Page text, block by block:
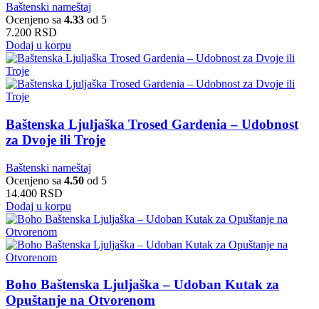
Baštenski nameštaj
Ocenjeno sa 4.33 od 5
7.200 RSD
Dodaj u korpu
Baštenska Ljuljaška Trosed Gardenia – Udobnost
za Dvoje ili Troje
Baštenski nameštaj
Ocenjeno sa 4.50 od 5
14.400 RSD
Dodaj u korpu
Boho Baštenska Ljuljaška – Udoban Kutak za
Opuštanje na Otvorenom